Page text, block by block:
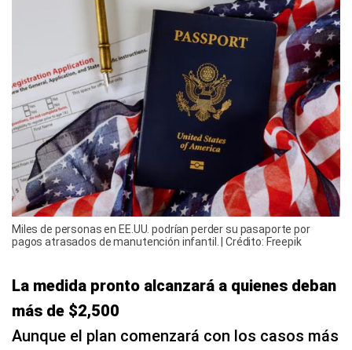
Miles de personas en EE.UU. podrían perder su pasaporte por
pagos atrasados de manutención infantil. | Crédito: Freepik
La medida pronto alcanzará a quienes deban
más de $2,500
Aunque el plan comenzará con los casos más